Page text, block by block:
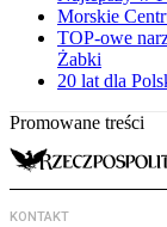
Morskie
TOP-owe
Żabki
20 lat dla
Promowane treści
KONTAKT